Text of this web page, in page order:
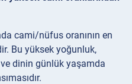
cami/nüfus oranının en
Bu yüksek yoğunluk,
dinin günlük yaşamda